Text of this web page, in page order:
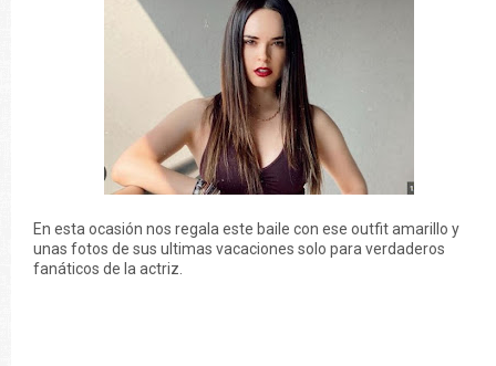
En esta ocasión nos regala este baile con ese outfit amarillo y
unas fotos de sus ultimas vacaciones solo para verdaderos
fanáticos de la actriz.